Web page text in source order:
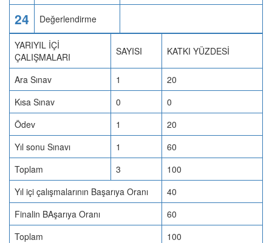
24 Değerlendirme
YARIYIL İÇİ
ÇALIŞMALARI
SAYISI KATKI YÜZDESİ
Ara Sınav 1
20
Kısa Sınav
0
0
Ödev
1
20
Yıl sonu Sınavı
1
60
Toplam
3
100
Yıl içi çalışmalarının Başarıya Oranı
40
Finalin BAşarıya Oranı
60
Toplam
100